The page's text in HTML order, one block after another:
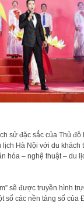
sử đặc sắc của Thủ đô
Hà Nội với du khách
hóa – nghệ thuật – du
sẽ được truyền hình
số các nền tảng số của